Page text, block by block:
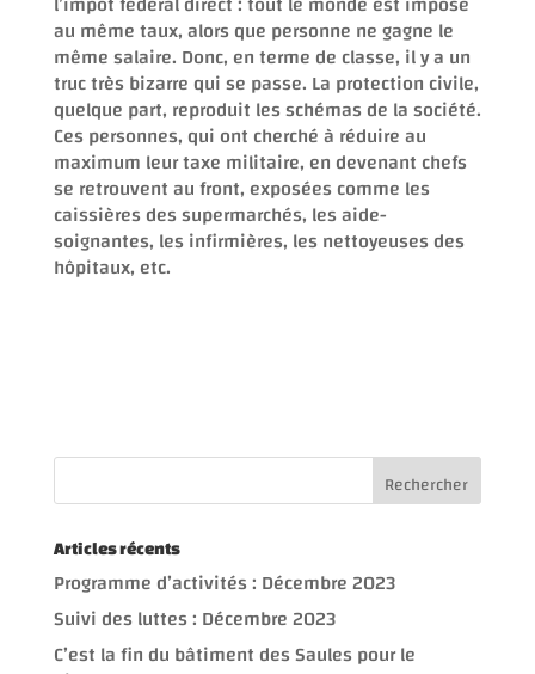
au même taux, alors que personne ne gagne le
même salaire. Donc, en terme de classe, il y a un
truc très bizarre qui se passe. La protection civile,
quelque part, reproduit les schémas de la société.
Ces personnes, qui ont cherché à réduire au
maximum leur taxe militaire, en devenant chefs
se retrouvent au front, exposées comme les
caissières des supermarchés, les aide-
soignantes, les infirmières, les nettoyeuses des
hôpitaux, etc.
Articles récents
Programme d’activités : Décembre 2023
Suivi des luttes : Décembre 2023
C’est la fin du bâtiment des Saules pour le